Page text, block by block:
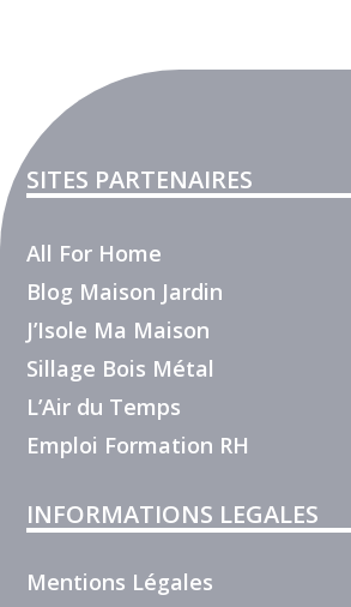
SITES PARTENAIRES
All For Home
Blog Maison Jardin
J’Isole Ma Maison
Sillage Bois Métal
L’Air du Temps
Emploi Formation RH
INFORMATIONS LEGALES
Mentions Légales